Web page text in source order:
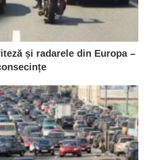
și radarele din Europa –